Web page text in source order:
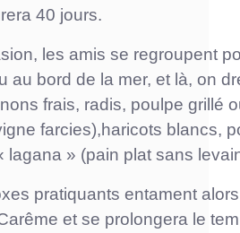
40 jours.
les amis se regroupent
au bord de la mer, et là, on
frais, radis, poulpe grillé
farcies),haricots blancs,
lagana » (pain plat sans
pratiquants entament
et se prolongera le